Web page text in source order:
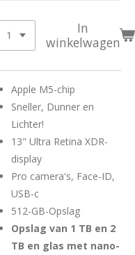
In
winkelwagen
Apple M5-chip
Sneller, Dunner en
Lichter!
13" Ultra Retina XDR-
display
Pro camera's, Face-ID,
USB-c
512-GB-Opslag
Opslag van 1 TB en 2
TB en glas met nano-